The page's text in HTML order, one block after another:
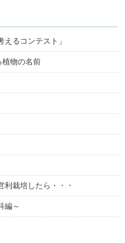
るコンテスト」
植物の名前
利栽培したら・・・
編～